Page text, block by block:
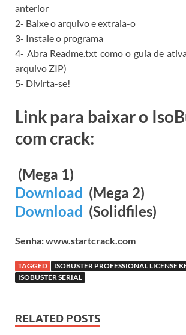
anterior
2- Baixe o arquivo e extraia-o
3- Instale o programa
4- Abra Readme.txt como o guia de
arquivo ZIP)
5- Divirta-se!
Link para baixar o
com crack:
(Mega 1)
Download (Mega 2)
Download (Solidfiles)
Senha: www.startcrack.com
TAGGED
ISOBUSTER PROFESSIONAL LICENSE
ISOBUSTER SERIAL
RELATED POSTS